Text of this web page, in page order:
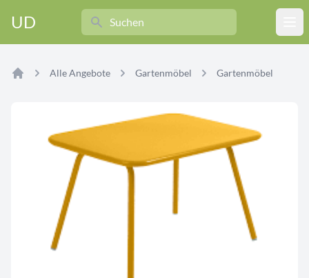
UD
Search
Alle Angebote Gartenmöbel Gartenmöbel